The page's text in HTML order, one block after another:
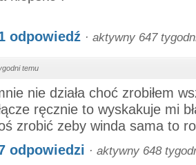
odpowiedź · aktywny 647
temu
nie działa choć zrobiłem
ręcznie to wyskakuje mi
zrobić zeby winda sama to
odpowiedzi · aktywny 648